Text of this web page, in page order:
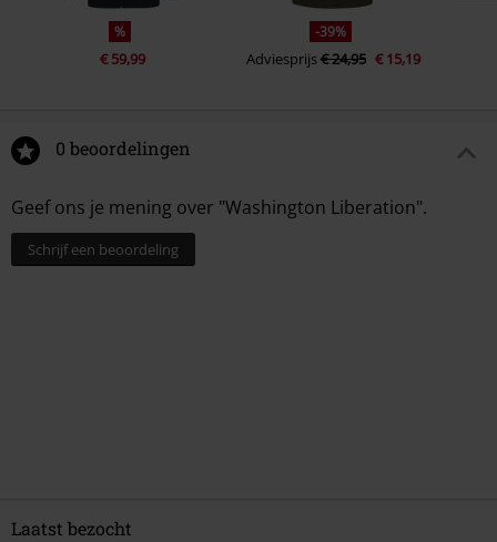
%
€ 59,99
-39%
Adviesprijs€ 24,95 € 15,19
0 beoordelingen
Geef ons je mening over "Washington Liberation".
Schrijf een beoordeling
Laatst bezocht